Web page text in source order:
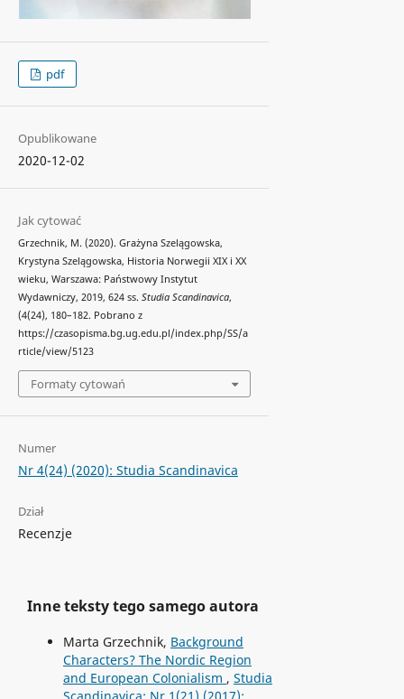
pdf
Opublikowane
2020-12-02
Jak cytować
Grzechnik, M. (2020). Grażyna Szelągowska,
Krystyna Szelągowska, Historia Norwegii XIX i XX
wieku, Warszawa: Państwowy Instytut
Wydawniczy, 2019, 624 ss. Studia Scandinavica,
(4(24), 180–182. Pobrano z
https://czasopisma.bg.ug.edu.pl/index.php/SS/a
rticle/view/5123
Formaty cytowań
Numer
Nr 4(24) (2020): Studia Scandinavica
Dział
Recenzje
Inne teksty tego samego autora
Marta Grzechnik, Background
Characters? The Nordic Region
and European Colonialism , Studia